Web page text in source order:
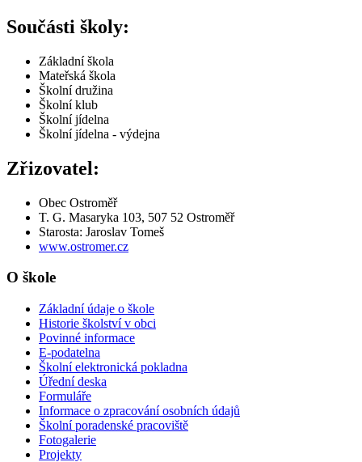
Součásti školy:
Základní škola
Mateřská škola
Školní družina
Školní klub
Školní jídelna
Školní jídelna - výdejna
Zřizovatel:
Obec Ostroměř
T. G. Masaryka 103, 507 52 Ostroměř
Starosta: Jaroslav Tomeš
www.ostromer.cz
O škole
Základní údaje o škole
Historie školství v obci
Povinné informace
E-podatelna
Školní elektronická pokladna
Úřední deska
Formuláře
Informace o zpracování osobních údajů
Školní poradenské pracoviště
Fotogalerie
Projekty